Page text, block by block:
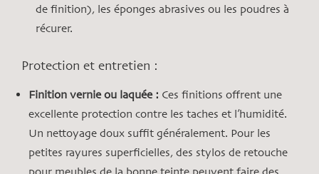
de finition), les éponges abrasives ou les poudres à
récurer.
Protection et entretien :
Finition vernie ou laquée : Ces finitions offrent une
excellente protection contre les taches et l’humidité.
Un nettoyage doux suffit généralement. Pour les
petites rayures superficielles, des stylos de retouche